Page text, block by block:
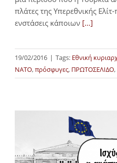
πλάτες της Υπερεθνικής
ενστάσεις κάποιων [...]
19/02/2016 | Tags: Εθνική
ΝΑΤΟ,πρόσφυγες, ΠΡΩΤΟΣΕΛΙΔΟ,